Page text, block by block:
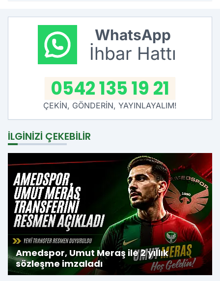
WhatsApp
İhbar Hattı
0542 135 19 21
ÇEKİN, GÖNDERİN, YAYINLAYALIM!
İLGINIZI ÇEKEBILIR
Amedspor, Umut Meraş ile 2 yıllık
sözleşme imzaladı